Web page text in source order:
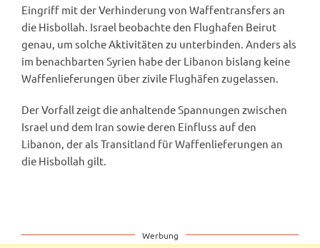
Eingriff mit der Verhinderung von Waffentransfers an
die Hisbollah. Israel beobachte den Flughafen Beirut
genau, um solche Aktivitäten zu unterbinden. Anders als
im benachbarten Syrien habe der Libanon bislang keine
Waffenlieferungen über zivile Flughäfen zugelassen.
Der Vorfall zeigt die anhaltende Spannungen zwischen
Israel und dem Iran sowie deren Einfluss auf den
Libanon, der als Transitland für Waffenlieferungen an
die Hisbollah gilt.
Werbung